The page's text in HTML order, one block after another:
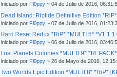
Iniciado por Fl0ppy ~ 04 de Julio de 2016,
Dead Island: Riptide Definitive Edition
Iniciado por Fl0ppy ~ 07 de Julio de 2016,
Hard Reset Redux *RiP* *MULTI 5*
Iniciado por Fl0ppy ~ 06 de Julio de 2016,
Lost Planets Colonies *MULTI 9*
Iniciado por Fl0ppy ~ 26 de Mayo de 2016,
Two Worlds Epic Edition *MULTI 8* *RiP*